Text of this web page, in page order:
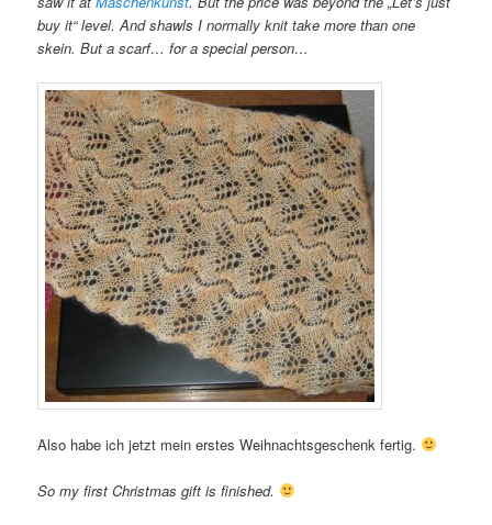
buy it“ level. And shawls I normally knit take more than one
skein. But a scarf… for a special person…
Also habe ich jetzt mein erstes Weihnachtsgeschenk fertig.
So my first Christmas gift is finished.